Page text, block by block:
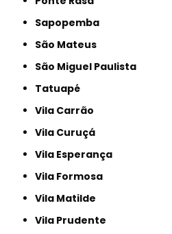
Sapopemba
São Mateus
São Miguel Paulista
Tatuapé
Vila Carrão
Vila Curuçá
Vila Esperança
Vila Formosa
Vila Matilde
Vila Prudente